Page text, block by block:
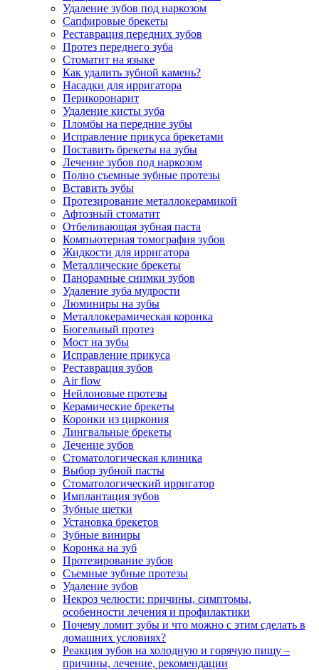
Удаление зубов под наркозом
Сапфировые брекеты
Реставрация передних зубов
Протез переднего зуба
Стоматит на языке
Как удалить зубной камень?
Насадки для ирригатора
Перикоронарит
Удаление кисты зуба
Пломбы на передние зубы
Исправление прикуса брекетами
Поставить брекеты на зубы
Лечение зубов под наркозом
Полно съемные зубные протезы
Вставить зубы
Протезирование металлокерамикой
Афтозный стоматит
Отбеливающая зубная паста
Компьютерная томография зубов
Жидкости для ирригатора
Металлические брекеты
Панорамные снимки зубов
Удаление зуба мудрости
Люминиры на зубы
Металлокерамическая коронка
Бюгельный протез
Мост на зубы
Исправление прикуса
Реставрация зубов
Air flow
Нейлоновые протезы
Керамические брекеты
Коронки из циркония
Лингвальные брекеты
Лечение зубов
Стоматологическая клиника
Выбор зубной пасты
Стоматологический ирригатор
Имплантация зубов
Зубные щетки
Установка брекетов
Зубные виниры
Коронка на зуб
Протезирование зубов
Съемные зубные протезы
Удаление зубов
Некроз челюсти: причины, симптомы,
особенности лечения и профилактики
Почему ломит зубы и что можно с этим сделать в
домашних условиях?
Реакция зубов на холодную и горячую пищу –
причины, лечение, рекомендации